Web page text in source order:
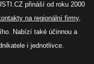
přináší od roku 2000
na regionální firmy,
Nabízí také účinnou a
i jednotlivce.